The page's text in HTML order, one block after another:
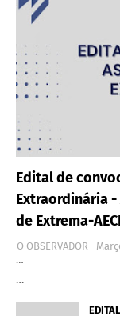
Edital de
Extraordinária
de Extrema-
O OBSERVADOR
…
…